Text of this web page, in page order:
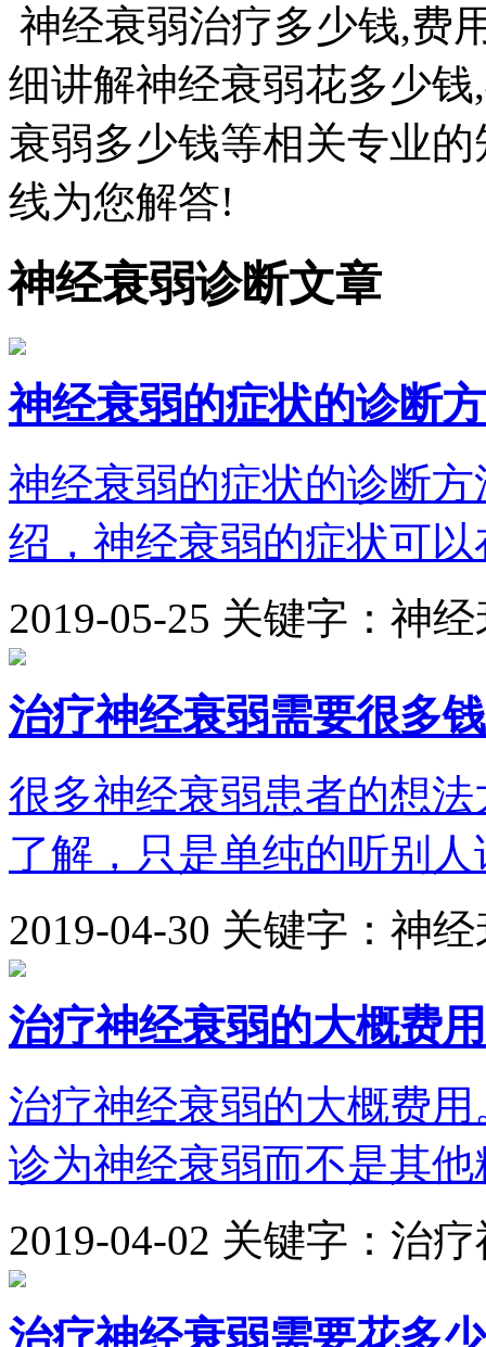
神经衰弱治疗多少钱,费
细讲解神经衰弱花多少
衰弱多少钱等相关专业
线为您解答!
神经衰弱诊断文章
神经衰弱的症状的诊断
神经衰弱的症状的诊断
绍，神经衰弱的症状可
2019-05-25 关键字：神
治疗神经衰弱需要很多
很多神经衰弱患者的想
了解，只是单纯的听别
2019-04-30 关键字：神
治疗神经衰弱的大概费用
治疗神经衰弱的大概费
诊为神经衰弱而不是其
2019-04-02 关键字：治